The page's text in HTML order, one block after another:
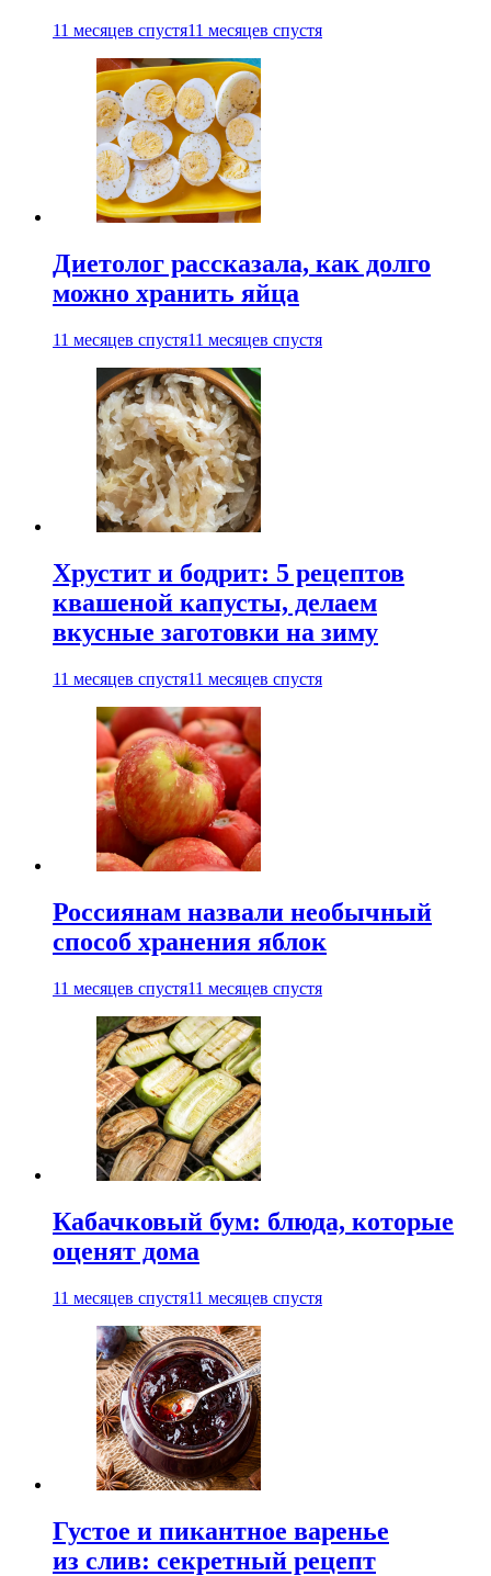
11 месяцев спустя11 месяцев спустя
Диетолог рассказала, как долго
можно хранить яйца
11 месяцев спустя11 месяцев спустя
Хрустит и бодрит: 5 рецептов
квашеной капусты, делаем
вкусные заготовки на зиму
11 месяцев спустя11 месяцев спустя
Россиянам назвали необычный
способ хранения яблок
11 месяцев спустя11 месяцев спустя
Кабачковый бум: блюда, которые
оценят дома
11 месяцев спустя11 месяцев спустя
Густое и пикантное варенье
из слив: секретный рецепт